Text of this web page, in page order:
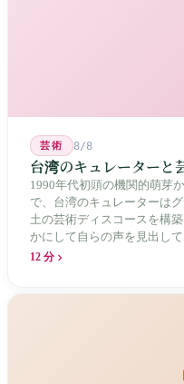
芸術 8/8
台湾のキュレーターと
1990年代初頭の機関的萌芽
で、台湾のキュレーターは
土の芸術ディスコースを構
かにして自らの声を見出し
と専門的制度の30年にわたる
12 分